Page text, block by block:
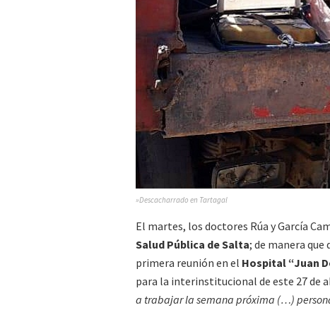
»Descacharrado en Tartagal
El martes, los doctores Rúa y García
Salud Pública de Salta; de manera
primera reunión en el Hospital “Juan
para la interinstitucional de este 27 de
a trabajar la semana próxima (…)